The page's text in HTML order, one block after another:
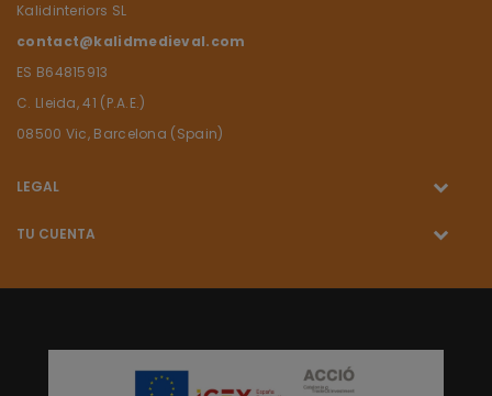
Kalidinteriors SL
contact@kalidmedieval.com
ES B64815913
C. Lleida, 41 (P.A.E.)
08500 Vic, Barcelona (Spain)
LEGAL
TU CUENTA